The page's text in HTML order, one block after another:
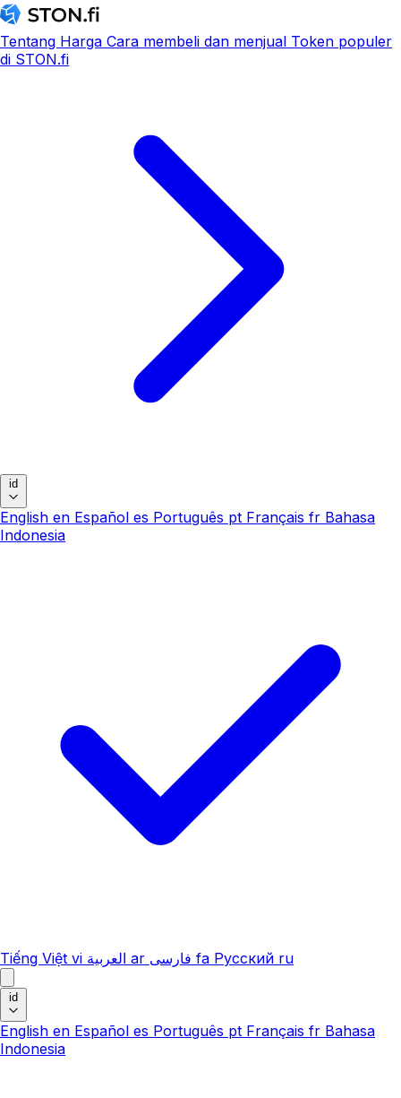
Tentang Harga Cara membeli dan menjual Token populer
di STON.fi
id
English en Español es Português pt Français fr Bahasa
Indonesia
Tiếng Việt vi العربية ar فارسی fa Русский ru
id
English en Español es Português pt Français fr Bahasa
Indonesia